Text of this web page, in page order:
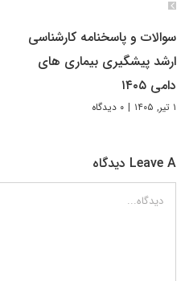
سوالات و پاسخنامه کارشناسی
ارشد پیشگیری بیماری های
دامی ۱۴۰۵
۱ تیر, ۱۴۰۵ | ۰ دیدگاه
Leave A دیدگاه
دیدگاه